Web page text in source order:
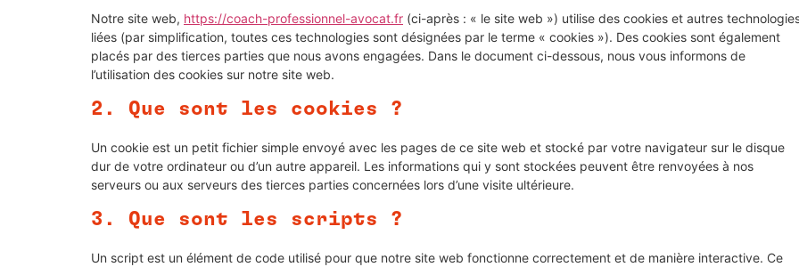
Notre site web, https://coach-professionnel-avocat.fr (ci-après : « le site web ») utilise des cookies et autres
liées (par simplification, toutes ces technologies sont désignées par le terme « cookies »). Des cookies sont également
placés par des tierces parties que nous avons engagées. Dans le document ci-dessous, nous vous informons de
l’utilisation des cookies sur notre site web.
2. Que sont les cookies ?
Un cookie est un petit fichier simple envoyé avec les pages de ce site web et stocké par votre navigateur sur le disque
dur de votre ordinateur ou d’un autre appareil. Les informations qui y sont stockées peuvent être renvoyées à nos
serveurs ou aux serveurs des tierces parties concernées lors d’une visite ultérieure.
3. Que sont les scripts ?
Un script est un élément de code utilisé pour que notre site web fonctionne correctement et de manière interactive. Ce